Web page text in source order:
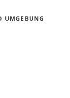
UMGEBUNG